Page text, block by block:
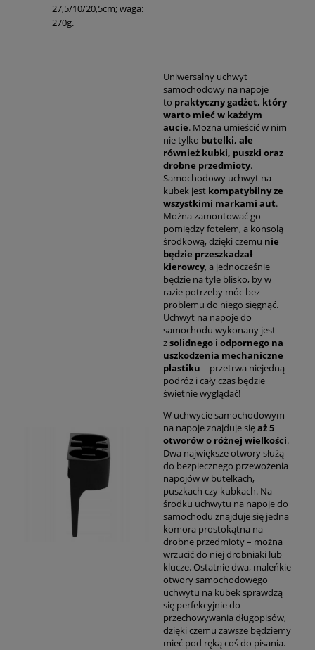
27,5/10/20,5cm; waga:
270g.
Uniwersalny uchwyt
samochodowy na napoje
to praktyczny gadżet, który
warto mieć w każdym
aucie. Można umieścić w nim
nie tylko butelki, ale
również kubki, puszki oraz
drobne przedmioty.
Samochodowy uchwyt na
kubek jest kompatybilny ze
wszystkimi markami aut.
Można zamontować go
pomiędzy fotelem, a konsolą
środkową, dzięki czemu nie
będzie przeszkadzał
kierowcy, a jednocześnie
będzie na tyle blisko, by w
razie potrzeby móc bez
problemu do niego sięgnąć.
Uchwyt na napoje do
samochodu wykonany jest
zsolidnego i odpornego na
uszkodzenia mechaniczne
plastiku – przetrwa niejedną
podróż i cały czas będzie
świetnie wyglądać!
W uchwycie samochodowym
na napoje znajduje sięaż 5
otworów o różnej wielkości.
Dwa największe otwory służą
do bezpiecznego przewożenia
napojów w butelkach,
puszkach czy kubkach. Na
środku uchwytu na napoje do
samochodu znajduje się jedna
komora prostokątna na
drobne przedmioty – można
wrzucić do niej drobniaki lub
klucze. Ostatnie dwa, maleńkie
otwory samochodowego
uchwytu na kubek sprawdzą
się perfekcyjnie do
przechowywania długopisów,
dzięki czemu zawsze będziemy
mieć pod ręką coś do pisania.